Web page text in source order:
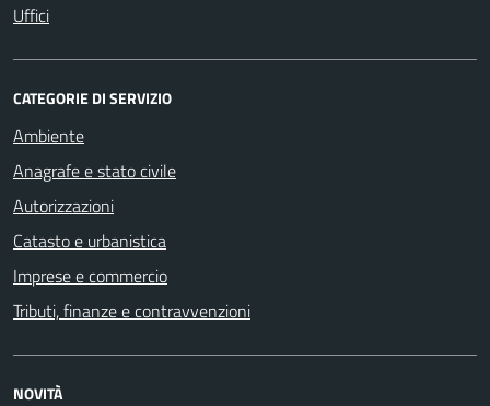
Uffici
CATEGORIE DI SERVIZIO
Ambiente
Anagrafe e stato civile
Autorizzazioni
Catasto e urbanistica
Imprese e commercio
Tributi, finanze e contravvenzioni
NOVITÀ